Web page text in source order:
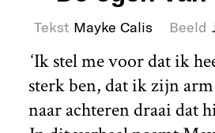
Tekst Mayke Calis Beeld
‘Ik stel me voor dat ik
sterk ben, dat ik zijn
naar achteren draai dat